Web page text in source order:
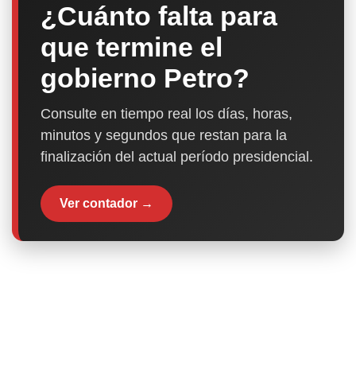
¿Cuánto falta para
que termine el
gobierno Petro?
Consulte en tiempo real los días, horas,
minutos y segundos que restan para la
finalización del actual período presidencial.
Ver contador →